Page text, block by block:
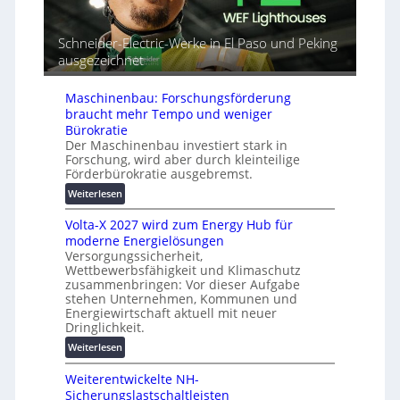
t
o
m
a
t
s
i
e
r
u
n
g
s
l
ö
s
u
n
g
e
n
l
r
e
i
h
e
e
G
e
r
ä
t
e
s
c
h
u
t
z
u
n
d
d
i
g
i
t
a
l
Schneider-Electric-Werke in El Paso und Peking
ausgezeichnet
Maschinenbau: Forschungsförderung
braucht mehr Tempo und weniger
Bürokratie
Der Maschinenbau investiert stark in
Forschung, wird aber durch kleinteilige
Förderbürokratie ausgebremst.
Weiterlesen:
M
a
s
c
h
i
n
e
n
b
a
u
Volta-X 2027 wird zum Energy Hub für
moderne Energielösungen
Versorgungssicherheit,
Wettbewerbsfähigkeit und Klimaschutz
zusammenbringen: Vor dieser Aufgabe
stehen Unternehmen, Kommunen und
Energiewirtschaft aktuell mit neuer
Dringlichkeit.
Weiterlesen:
V
o
l
Weiterentwickelte NH-
Sicherungslastschaltleisten